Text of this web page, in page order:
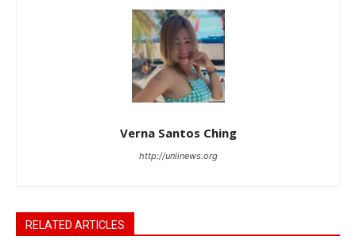
Verna Santos Ching
http://unlinews.org
RELATED ARTICLES